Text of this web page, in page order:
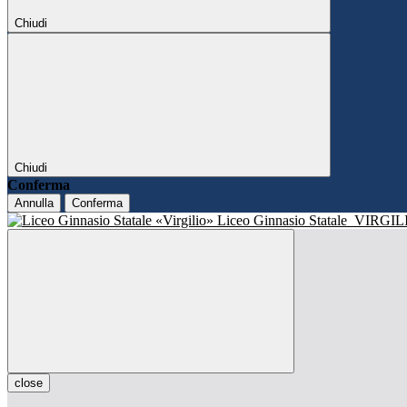
Chiudi
Chiudi
Conferma
Annulla Conferma
Liceo Ginnasio Statale
close